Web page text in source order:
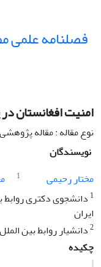
فصلنامه علمی
امنیت افغانستان
نوع مقاله : مقاله پژوهشی
نویسندگان
مختار رحیمی
1
1 دانشجوی دکتری روابط
ایران
2دانشیار روابط بین
چکیده